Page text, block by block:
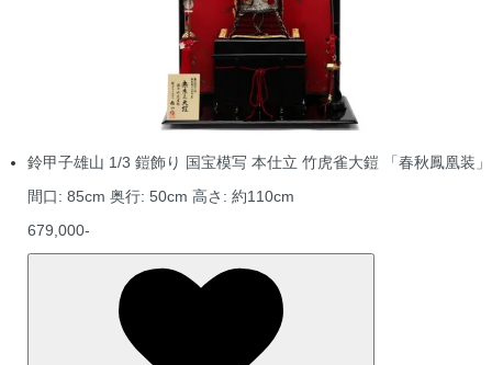
鈴甲子雄山 1/3 鎧飾り 国宝模写 本仕立 竹虎雀大鎧 「春秋鳳凰装」
間口: 85cm 奥行: 50cm 高さ: 約110cm
679,000-